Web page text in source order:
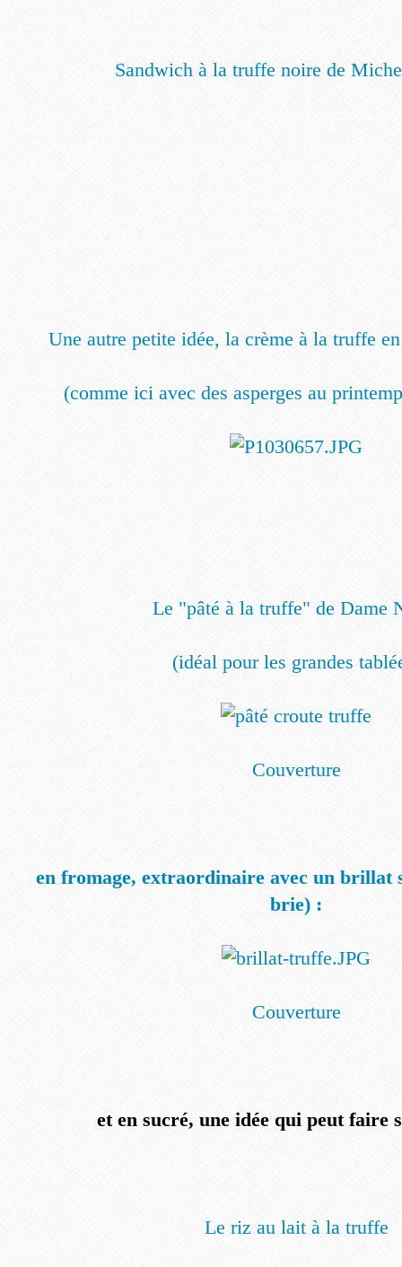
Sandwich à la truffe noire de
Une autre petite idée, la crème à la truffe
(comme ici avec des asperges au
Le "pâté à la truffe" de Dame
(idéal pour les grandes
Couverture
en fromage, extraordinaire avec un brillat
brie) :
Couverture
et en sucré, une idée qui peut faire
Le riz au lait à la truffe